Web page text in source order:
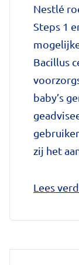
Nestlé
Steps 1
Bacillus
baby’s
zij het
Lees